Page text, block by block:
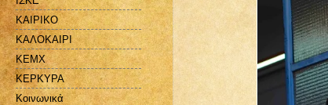
ΚΑΙΡΙΚΟ
ΚΑΛΟΚΑΙΡΙ
ΚΕΜΧ
ΚΕΡΚΥΡΑ
Κοινωνικά